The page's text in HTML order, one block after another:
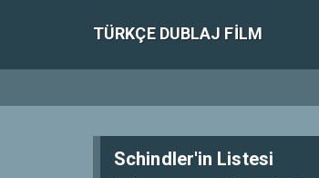
TÜRKÇE DUBLAJ FILM
Schindler'in Listesi